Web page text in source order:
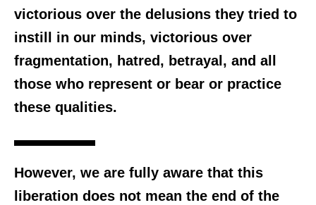
victorious over the delusions they tried to
instill in our minds, victorious over
fragmentation, hatred, betrayal, and all
those who represent or bear or practice
these qualities.
However, we are fully aware that this
liberation does not mean the end of the